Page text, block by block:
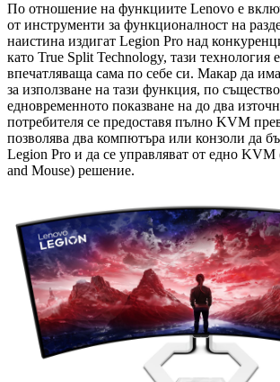
По отношение на функциите Lenovo е
от инструменти за функционалност на
наистина издигат Legion Pro над
като True Split Technology, тази технология
впечатляваща сама по себе си. Макар да
за използване на тази функция, по
едновременното показване на до два
потребителя се предоставя пълно KVM
позволява два компютъра или конзоли да
Legion Pro и да се управляват от едно
and Mouse) решение.